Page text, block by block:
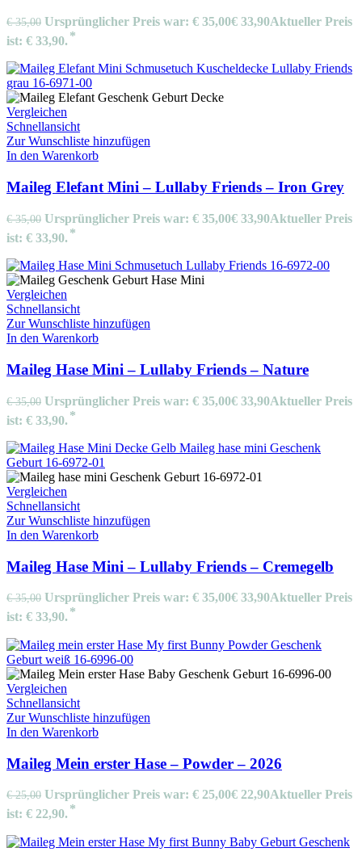
€35,00 Ursprünglicher Preis war: € 35,00€ 33,90Aktueller Preis
ist: € 33,90.
Vergleichen
Schnellansicht
Zur Wunschliste hinzufügen
In den Warenkorb
Maileg Elefant Mini – Lullaby Friends – Iron Grey
€35,00 Ursprünglicher Preis war: € 35,00€ 33,90Aktueller Preis
ist: € 33,90.
Vergleichen
Schnellansicht
Zur Wunschliste hinzufügen
In den Warenkorb
Maileg Hase Mini – Lullaby Friends – Nature
€35,00 Ursprünglicher Preis war: € 35,00€ 33,90Aktueller Preis
ist: € 33,90.
Vergleichen
Schnellansicht
Zur Wunschliste hinzufügen
In den Warenkorb
Maileg Hase Mini – Lullaby Friends – Cremegelb
€35,00 Ursprünglicher Preis war: € 35,00€ 33,90Aktueller Preis
ist: € 33,90.
Vergleichen
Schnellansicht
Zur Wunschliste hinzufügen
In den Warenkorb
Maileg Mein erster Hase – Powder – 2026
€25,00 Ursprünglicher Preis war: € 25,00€ 22,90Aktueller Preis
ist: € 22,90.